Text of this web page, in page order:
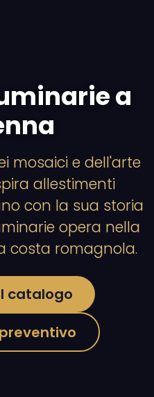
a
mosaici e dell'arte
allestimenti
con la sua storia
opera nella
costa romagnola.
catalogo